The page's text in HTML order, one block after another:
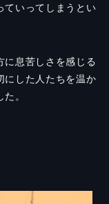
ていってしまうとい
に息苦しさを感じる
にした人たちを温か
。